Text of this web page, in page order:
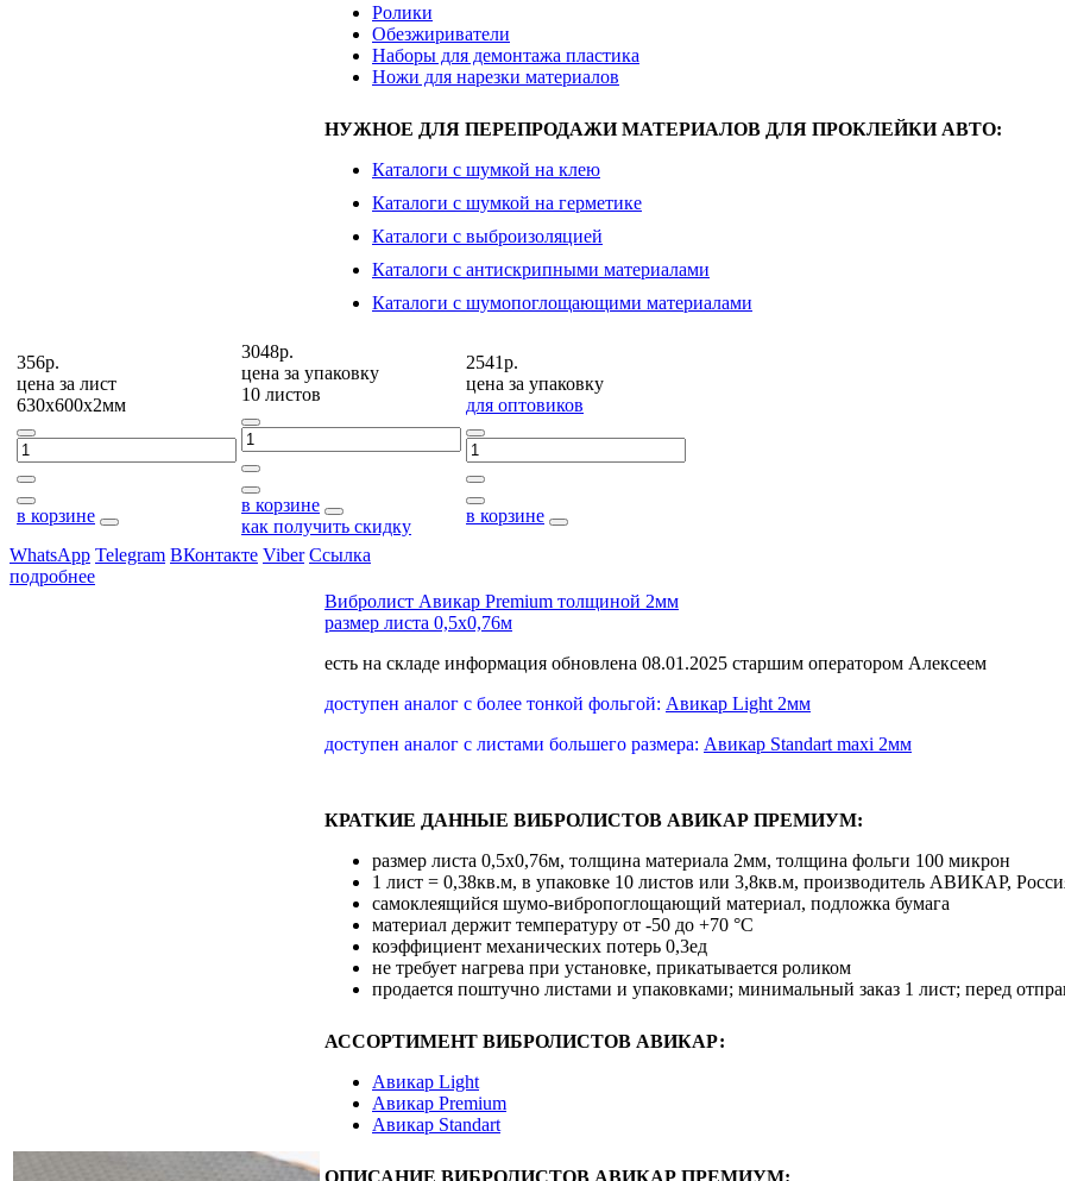
Ролики
Обезжириватели
Наборы для демонтажа пластика
Ножи для нарезки материалов
НУЖНОЕ ДЛЯ ПЕРЕПРОДАЖИ МАТЕРИАЛОВ ДЛЯ ПРОКЛЕЙКИ АВТО:
Каталоги с шумкой на клею
Каталоги с шумкой на герметике
Каталоги с выброизоляцией
Каталоги с антискрипными материалами
Каталоги с шумопоглощающими материалами
356р.
цена за лист
630х600х2мм
в корзине
3048р.
цена за упаковку
10 листов
в корзине
как получить скидку
2541р.
цена за упаковку
для оптовиков
в корзине
WhatsApp Telegram ВКонтакте Viber Ссылка
подробнее
Вибролист Авикар Premium толщиной 2мм
размер листа 0,5х0,76м
есть на складе информация обновлена 08.01.2025 старшим оператором Алексеем
доступен аналог с более тонкой фольгой: Авикар Light 2мм
доступен аналог с листами большего размера: Авикар Standart maxi 2мм
КРАТКИЕ ДАННЫЕ ВИБРОЛИСТОВ АВИКАР ПРЕМИУМ:
размер листа 0,5х0,76м, толщина материала 2мм, толщина фольги 100 микрон
1 лист = 0,38кв.м, в упаковке 10 листов или 3,8кв.м, производитель АВИКАР,
самоклеящийся шумо-вибропоглощающий материал, подложка бумага
материал держит температуру от -50 до +70 °С
коэффициент механических потерь 0,3ед
не требует нагрева при установке, прикатывается роликом
продается поштучно листами и упаковками; минимальный заказ 1 лист; перед
АССОРТИМЕНТ ВИБРОЛИСТОВ АВИКАР:
Авикар Light
Авикар Premium
Авикар Standart
ОПИСАНИЕ ВИБРОЛИСТОВ АВИКАР ПРЕМИУМ: